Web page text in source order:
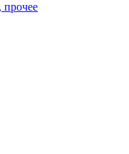
прочее